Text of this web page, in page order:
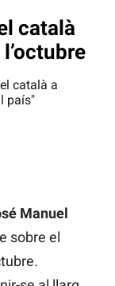
català
català a
país"
Manuel
sobre el